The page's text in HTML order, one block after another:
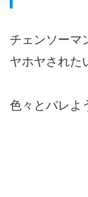
チェンソーマ
ヤホヤされた
色々とバレよ